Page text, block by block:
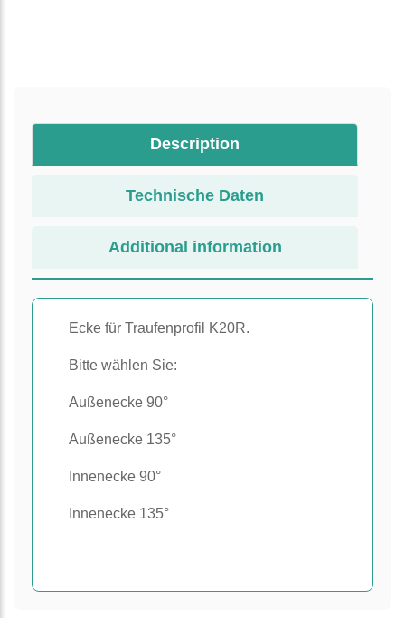
Description
Technische Daten
Additional information
Ecke für Traufenprofil K20R.
Bitte wählen Sie:
Außenecke 90°
Außenecke 135°
Innenecke 90°
Innenecke 135°